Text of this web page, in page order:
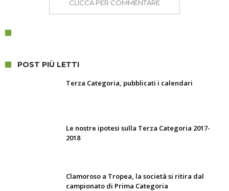
CLICCA PER COMMENTARE
POST PIÙ LETTI
Terza Categoria, pubblicati i calendari
Le nostre ipotesi sulla Terza Categoria 2017-
2018
Clamoroso a Tropea, la società si ritira dal
campionato di Prima Categoria